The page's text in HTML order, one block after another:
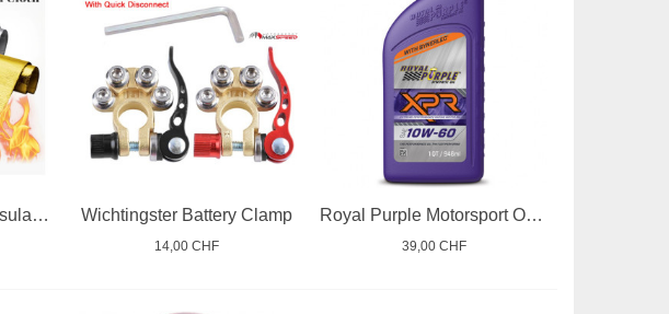
Self Adhesive Head Insulation Aluminium Cloth Wichtingster Battery Clamp
14,00 CHF
Royal Purple Motorsport Oil 10W60
39,00 CHF